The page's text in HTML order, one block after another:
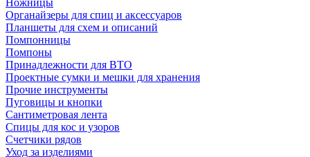
Ножницы
Органайзеры для спиц и аксессуаров
Планшеты для схем и описаний
Помпонницы
Помпоны
Принадлежности для ВТО
Проектные сумки и мешки для хранения
Прочие инструменты
Пуговицы и кнопки
Сантиметровая лента
Спицы для кос и узоров
Счетчики рядов
Уход за изделиями